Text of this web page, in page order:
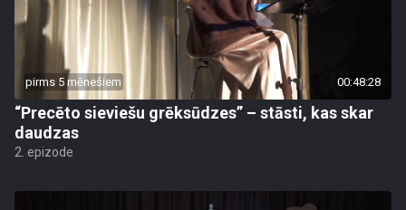
pirms 5 mēnešiem 00:48:28
“Precēto sieviešu grēksūdzes” – stāsti, kas skar
daudzas
2. epizode